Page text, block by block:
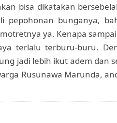
bisa dikatakan
pepohonan bunganya,
ya. Kenapa
terlalu terburu-buru.
jadi lebih ikut adem dan
Rusunawa Marunda,